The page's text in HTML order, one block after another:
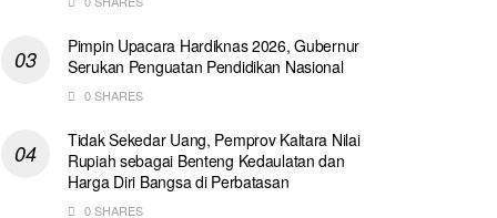
Pimpin Upacara Hardiknas 2026, Gubernur
Serukan Penguatan Pendidikan Nasional
0 SHARES
Tidak Sekedar Uang, Pemprov Kaltara Nilai
Rupiah sebagai Benteng Kedaulatan dan
Harga Diri Bangsa di Perbatasan
0 SHARES